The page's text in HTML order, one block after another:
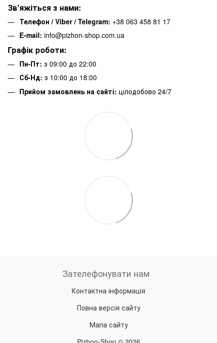
Зв'яжіться з нами:
Телефон / Viber / Telegram: +38 063 458 81 17
E-mail: info@pizhon-shop.com.ua
Графік роботи:
Пн-Пт: з 09:00 до 22:00
Сб-Нд: з 10:00 до 18:00
Прийом замовлень на сайті: цілодобово 24/7
Зателефонувати нам
Контактна інформація
Повна версія сайту
Мапа сайту